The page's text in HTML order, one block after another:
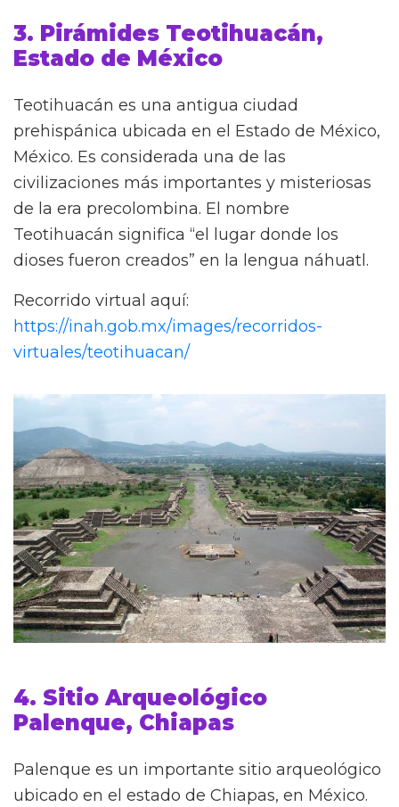
3. Pirámides Teotihuacán,
Estado de México
Teotihuacán es una antigua ciudad
prehispánica ubicada en el Estado de México,
México. Es considerada una de las
civilizaciones más importantes y misteriosas
de la era precolombina. El nombre
Teotihuacán significa “el lugar donde los
dioses fueron creados” en la lengua náhuatl.
Recorrido virtual aquí:
https://inah.gob.mx/images/recorridos-
virtuales/teotihuacan/
4. Sitio Arqueológico
Palenque, Chiapas
Palenque es un importante sitio arqueológico
ubicado en el estado de Chiapas, en México.